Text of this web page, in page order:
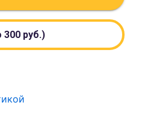
300 руб.)